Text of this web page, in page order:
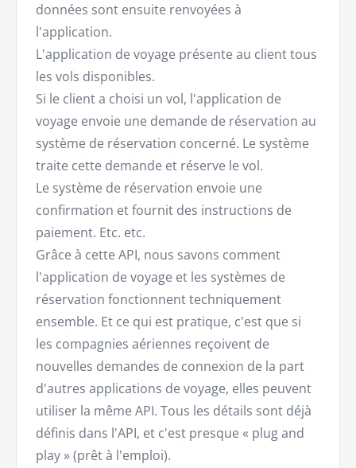
données sont ensuite renvoyées à
l'application.
L'application de voyage présente au client tous
les vols disponibles.
Si le client a choisi un vol, l'application de
voyage envoie une demande de réservation au
système de réservation concerné. Le système
traite cette demande et réserve le vol.
Le système de réservation envoie une
confirmation et fournit des instructions de
paiement. Etc. etc.
Grâce à cette API, nous savons comment
l'application de voyage et les systèmes de
réservation fonctionnent techniquement
ensemble. Et ce qui est pratique, c'est que si
les compagnies aériennes reçoivent de
nouvelles demandes de connexion de la part
d'autres applications de voyage, elles peuvent
utiliser la même API. Tous les détails sont déjà
définis dans l'API, et c'est presque « plug and
play » (prêt à l'emploi).